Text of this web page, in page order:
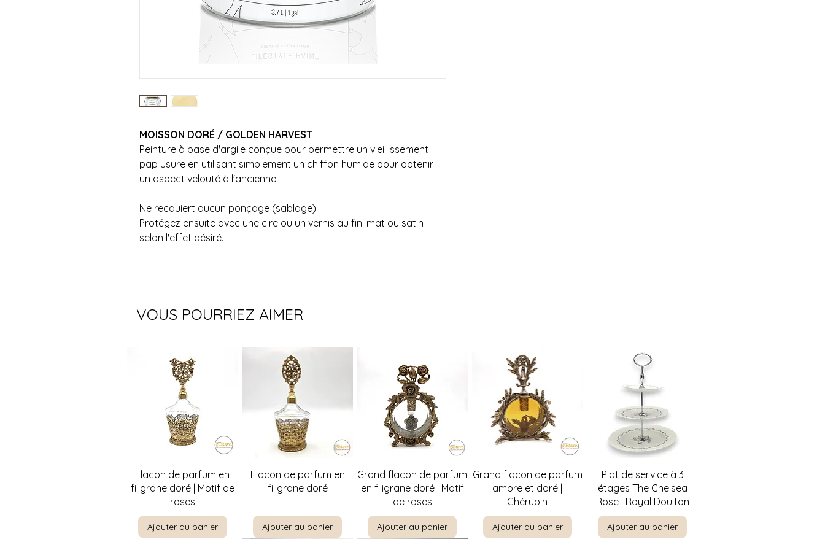
MOISSON DORÉ / GOLDEN HARVEST
Peinture à base d'argile conçue pour permettre un vieillissement
pap usure en utilisant simplement un chiffon humide pour obtenir
un aspect velouté à l'ancienne.
Ne recquiert aucun ponçage (sablage).
Protégez ensuite avec une cire ou un vernis au fini mat ou satin
selon l'effet désiré.
VOUS POURRIEZ AIMER
Aperçu rapide
Flacon de parfum en
filigrane doré | Motif de
roses
Ajouter au panier
Aperçu rapide
Flacon de parfum en
filigrane doré
Ajouter au panier
Aperçu rapide
Grand flacon de parfum
en filigrane doré | Motif
de roses
Ajouter au panier
Aperçu rapide
Grand flacon de parfum
ambre et doré |
Chérubin
Ajouter au panier
Aperçu rapide
Plat de service à 3
étages The Chelsea
Rose | Royal Doulton
Ajouter au panier